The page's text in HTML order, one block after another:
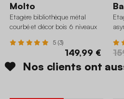
Molto
Etagère bibliothèque métal
courbé et décor bois 6 niveaux
5 (3)
149,99 €
Nos clients ont